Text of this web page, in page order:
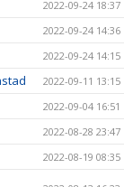
2022-09-24 18:37
2022-09-24 14:36
2022-09-24 14:15
2022-09-11 13:15
2022-09-04 16:51
2022-08-28 23:47
2022-08-19 08:35